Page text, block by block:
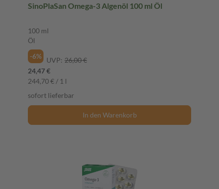
SinoPlaSan Omega-3 Algenöl 100 ml Öl
100 ml
Öl
-6%
UVP: 26,00 €
24,47 €
244,70 € / 1 l
sofort lieferbar
In den Warenkorb